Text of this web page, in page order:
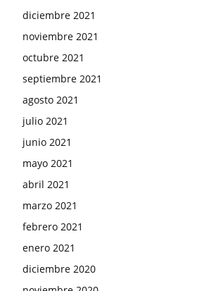
diciembre 2021
noviembre 2021
octubre 2021
septiembre 2021
agosto 2021
julio 2021
junio 2021
mayo 2021
abril 2021
marzo 2021
febrero 2021
enero 2021
diciembre 2020